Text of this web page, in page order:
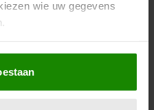
wie uw gegevens
graag:
over uw geografische
nauwkeurig kan zijn